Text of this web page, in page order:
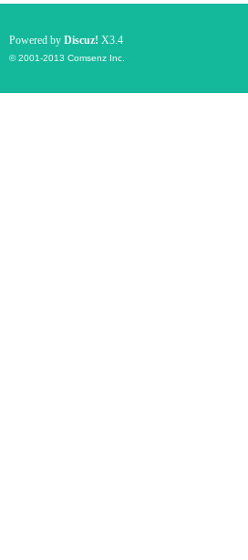
Powered by Discuz! X3.4
© 2001-2013 Comsenz Inc.